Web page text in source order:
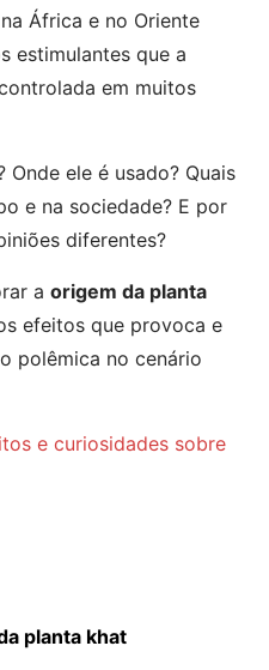
África e no Oriente
estimulantes que a
em muitos
ele é usado? Quais
e na sociedade? E por
diferentes?
a origem da planta
efeitos que provoca e
polêmica no cenário
planta khat